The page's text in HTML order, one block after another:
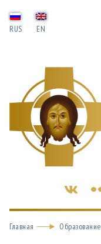
RUS EN
Главная Образование